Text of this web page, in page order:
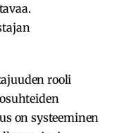
rooli
on systeeminen